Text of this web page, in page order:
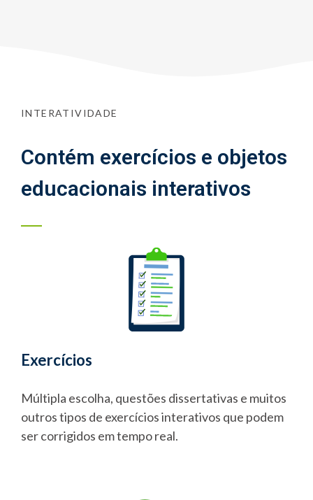
INTERATIVIDADE
Contém exercícios e objetos
educacionais interativos
Exercícios
Múltipla escolha, questões dissertativas e muitos
outros tipos de exercícios interativos que podem
ser corrigidos em tempo real.